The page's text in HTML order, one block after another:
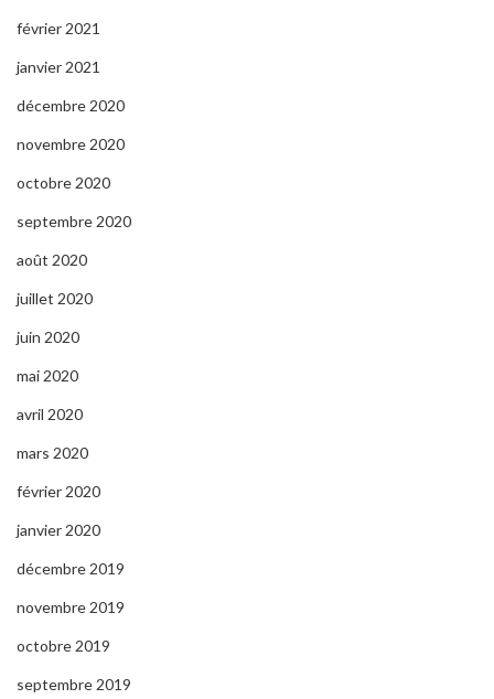
février 2021
janvier 2021
décembre 2020
novembre 2020
octobre 2020
septembre 2020
août 2020
juillet 2020
juin 2020
mai 2020
avril 2020
mars 2020
février 2020
janvier 2020
décembre 2019
novembre 2019
octobre 2019
septembre 2019